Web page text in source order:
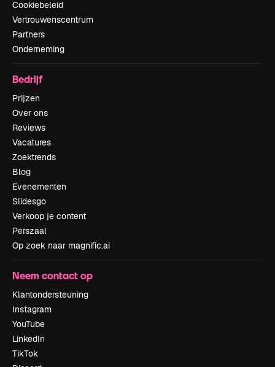
Cookiebeleid
Vertrouwenscentrum
Partners
Onderneming
Bedrijf
Prijzen
Over ons
Reviews
Vacatures
Zoektrends
Blog
Evenementen
Slidesgo
Verkoop je content
Perszaal
Op zoek naar magnific.ai
Neem contact op
Klantondersteuning
Instagram
YouTube
LinkedIn
TikTok